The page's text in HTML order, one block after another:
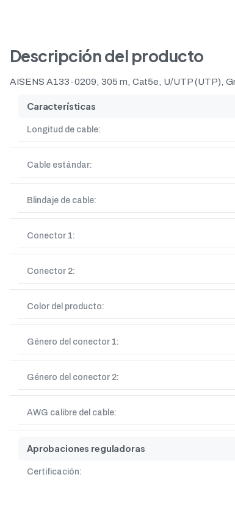
Descripción del producto
AISENS A133-0209, 305 m, Cat5e, U/UTP (UTP),
Características
Longitud de cable:
Cable estándar:
Blindaje de cable:
Conector 1:
Conector 2:
Color del producto:
Género del conector 1:
Género del conector 2:
AWG calibre del cable:
Aprobaciones reguladoras
Certificación: